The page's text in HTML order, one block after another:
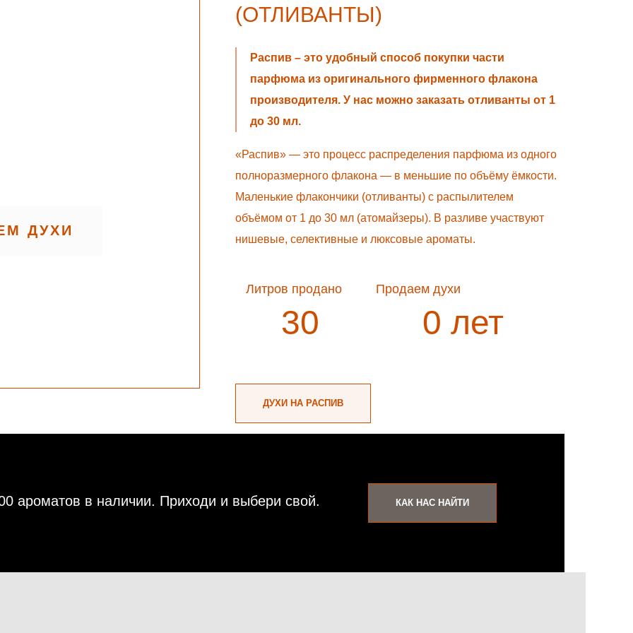
ДУХИ
(ОТЛИВАНТЫ)
Распив – это удобный способ покупки части
парфюма из оригинального фирменного флакона
производителя. У нас можно заказать отливанты от 1
до 30 мл.
«Распив» — это процесс распределения парфюма из одного
полноразмерного флакона — в меньшие по объёму ёмкости.
Маленькие флакончики (отливанты) с распылителем
объёмом от 1 до 30 мл (атомайзеры). В разливе участвуют
нишевые, селективные и люксовые ароматы.
Литров продано
30
Продаем духи
0 лет
ДУХИ НА РАСПИВ
ароматов в наличии. Приходи и выбери свой. КАК НАС НАЙТИ